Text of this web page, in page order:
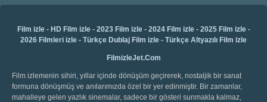
Film izle- HD Film izle- 2023 Film izle- 2024 Film izle- 2025 Film izle-
2026 Filmleri izle - Türkçe Dublaj Film izle - Türkçe Altyazılı Film izle
FilmizleJet.Com
Film izlemenin sihiri, yıllar içinde dönüşüm geçirerek, nostaljik bir sanat
formuna dönüşmüş ve anılarımızda özel bir yer edinmiştir. Bir zamanlar,
mahalleye gelen yazlık sinemalar, sadece bir gösteri sunmakla kalmaz,